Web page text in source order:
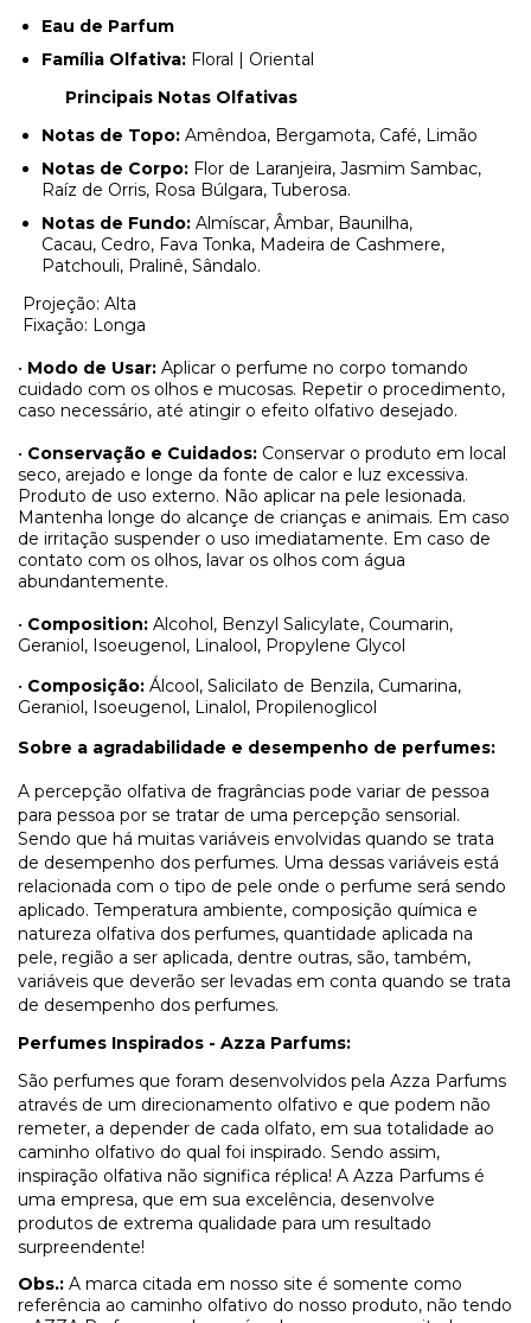
Eau de Parfum
Família Olfativa: Floral | Oriental
Principais Notas Olfativas
Notas de Topo: Amêndoa, Bergamota, Café, Limão
Notas de Corpo: Flor de Laranjeira, Jasmim Sambac,
Raíz de Orris, Rosa Búlgara, Tuberosa.
Notas de Fundo: Almíscar, Âmbar, Baunilha,
Cacau, Cedro, Fava Tonka, Madeira de Cashmere,
Patchouli, Pralinê, Sândalo.
Projeção: Alta
Fixação: Longa
• Modo de Usar: Aplicar o perfume no corpo tomando
cuidado com os olhos e mucosas. Repetir o procedimento,
caso necessário, até atingir o efeito olfativo desejado.
• Conservação e Cuidados: Conservar o produto em local
seco, arejado e longe da fonte de calor e luz excessiva.
Produto de uso externo. Não aplicar na pele lesionada.
Mantenha longe do alcançe de crianças e animais. Em caso
de irritação suspender o uso imediatamente. Em caso de
contato com os olhos, lavar os olhos com água
abundantemente.
• Composition: Alcohol, Benzyl Salicylate, Coumarin,
Geraniol, Isoeugenol, Linalool, Propylene Glycol
• Composição: Álcool, Salicilato de Benzila, Cumarina,
Geraniol, Isoeugenol, Linalol, Propilenoglicol
Sobre a agradabilidade e desempenho de perfumes:
A percepção olfativa de fragrâncias pode variar de pessoa
para pessoa por se tratar de uma percepção sensorial.
Sendo que há muitas variáveis envolvidas quando se trata
de desempenho dos perfumes. Uma dessas variáveis está
relacionada com o tipo de pele onde o perfume será sendo
aplicado. Temperatura ambiente, composição química e
natureza olfativa dos perfumes, quantidade aplicada na
pele, região a ser aplicada, dentre outras, são, também,
variáveis que deverão ser levadas em conta quando se trata
de desempenho dos perfumes.
Perfumes Inspirados - Azza Parfums:
São perfumes que foram desenvolvidos pela Azza Parfums
através de um direcionamento olfativo e que podem não
remeter, a depender de cada olfato, em sua totalidade ao
caminho olfativo do qual foi inspirado. Sendo assim,
inspiração olfativa não significa réplica! A Azza Parfums é
uma empresa, que em sua excelência, desenvolve
produtos de extrema qualidade para um resultado
surpreendente!
Obs.: A marca citada em nosso site é somente como
referência ao caminho olfativo do nosso produto, não tendo